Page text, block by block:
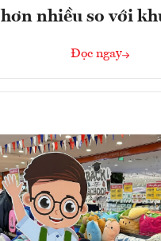
hơn nhiều so với
Đọc ngay